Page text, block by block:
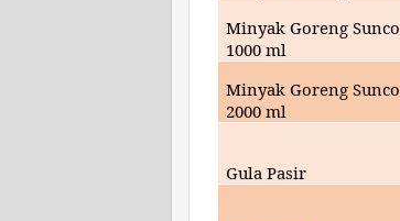
Minyak Goreng Sunco
1000 ml
Minyak Goreng Sunco
2000 ml
Gula Pasir